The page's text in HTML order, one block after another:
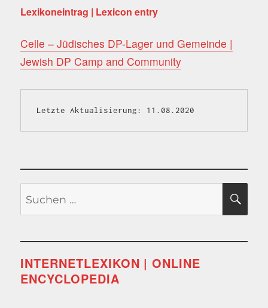
Lexikoneintrag | Lexicon entry
Celle – Jüdisches DP-Lager und Gemeinde |
Jewish DP Camp and Community
Letzte Aktualisierung: 11.08.2020
nach:
INTERNETLEXIKON | ONLINE
ENCYCLOPEDIA